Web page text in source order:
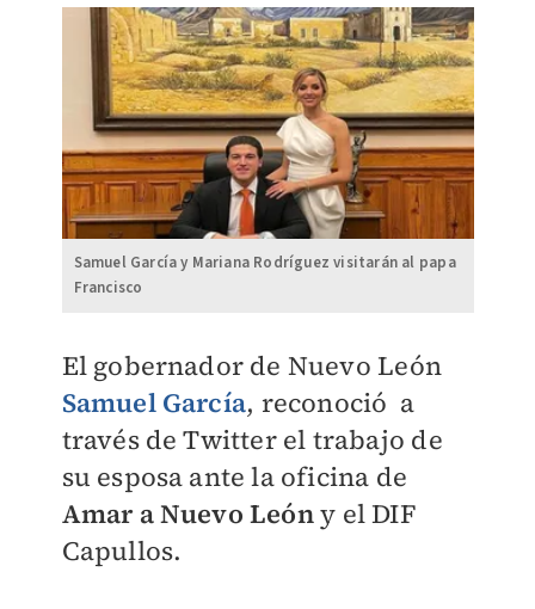
Samuel García y Mariana Rodríguez visitarán al papa
Francisco
El gobernador de Nuevo León
Samuel García, reconoció a
través de Twitter el trabajo de
su esposa ante la oficina de
Amar a Nuevo Leóny el DIF
Capullos.